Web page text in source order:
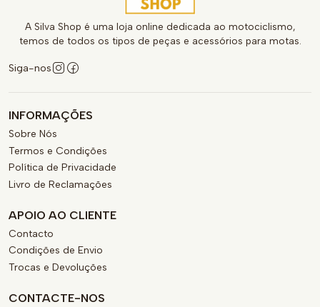
A Silva Shop é uma loja online dedicada ao motociclismo,
temos de todos os tipos de peças e acessórios para motas.
Siga-nos
INFORMAÇÕES
Sobre Nós
Termos e Condições
Política de Privacidade
Livro de Reclamações
APOIO AO CLIENTE
Contacto
Condições de Envio
Trocas e Devoluções
CONTACTE-NOS